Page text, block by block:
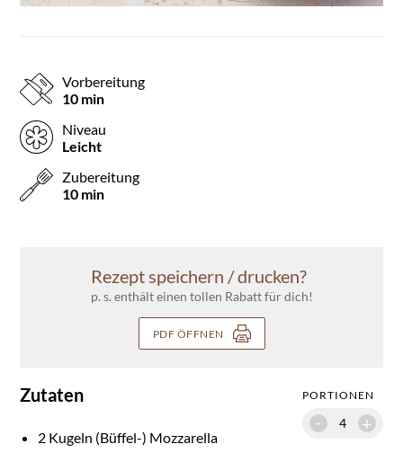
Vorbereitung
10 min
Niveau
Leicht
Zubereitung
10 min
Rezept speichern / drucken?
p. s. enthält einen tollen Rabatt für dich!
PDF ÖFFNEN
Zutaten PORTIONEN
+
-
2 Kugeln (Büffel-) Mozzarella